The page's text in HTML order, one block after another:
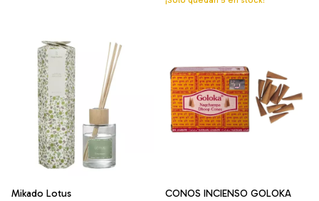
Mikado Lotus CONOS INCIENSO GOLOKA